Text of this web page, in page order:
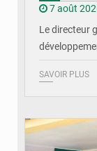
7 août
Le directeur
SAVOIR PLUS